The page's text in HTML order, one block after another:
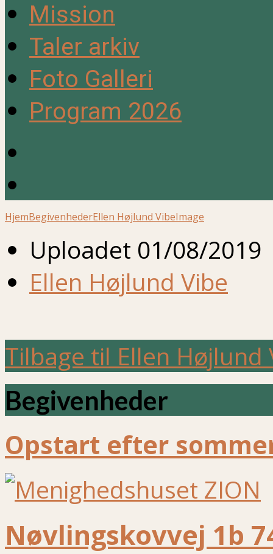
Mission
Taler arkiv
Foto Galleri
Program 2026
HjemBegivenhederEllen Højlund VibeImage
Uploadet 01/08/2019
Ellen Højlund Vibe
Tilbage til Ellen Højlund
Begivenheder
Opstart efter
Nøvlingskovvej 1b